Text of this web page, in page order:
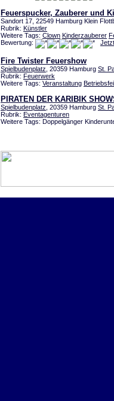
Feuerspucker, Zauberer und
Sandort 17, 22549 Hamburg Klein
Rubrik: Künstler
Weitere Tags: Clown Kinderzauberer
Bewertung:
Fire Twister Feuershow
Spielbudenplatz , 20359 Hamburg St.
Rubrik: Feuerwerk
Weitere Tags: Veranstaltung
PIRATEN DER KARIBIK
Spielbudenplatz , 20359 Hamburg St.
Rubrik: Eventagenturen
Weitere Tags: Doppelgänger